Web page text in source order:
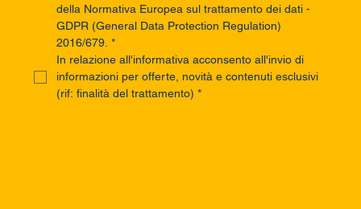
della Normativa Europea sul trattamento dei dati -
GDPR (General Data Protection Regulation)
2016/679. *
In relazione all'informativa acconsento all'invio di
informazioni per offerte, novità e contenuti esclusivi
(rif: finalità del trattamento) *